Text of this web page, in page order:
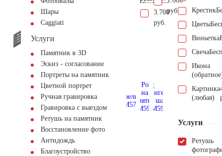
Шары
Сaggiati
Услуги
Памятник в 3D
Эскиз - согласование
Портреты на памятник
Цветной портрет
Ручная гравировка
Гравировка с выездом
Ретушь на памятник
Восстановление фото
Антидождь
Благоустройство
3.700
руб.
руб.
Крестик
Цветы
Виньетка
Свеча
Икона
Картинка
(любая)
Услуги
Ретушь